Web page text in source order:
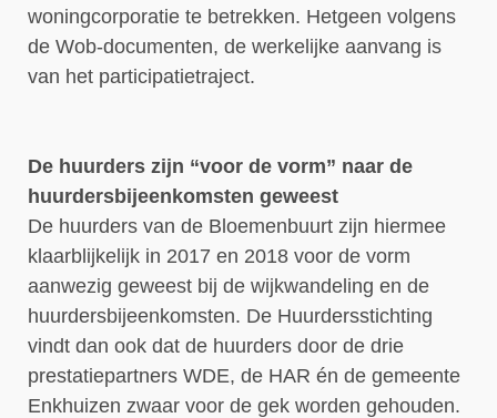
woningcorporatie te betrekken. Hetgeen volgens
de Wob-documenten, de werkelijke aanvang is
van het participatietraject.
De huurders zijn “voor de vorm” naar de
huurdersbijeenkomsten geweest
De huurders van de Bloemenbuurt zijn hiermee
klaarblijkelijk in 2017 en 2018 voor de vorm
aanwezig geweest bij de wijkwandeling en de
huurdersbijeenkomsten. De Huurdersstichting
vindt dan ook dat de huurders door de drie
prestatiepartners WDE, de HAR én de gemeente
Enkhuizen zwaar voor de gek worden gehouden.